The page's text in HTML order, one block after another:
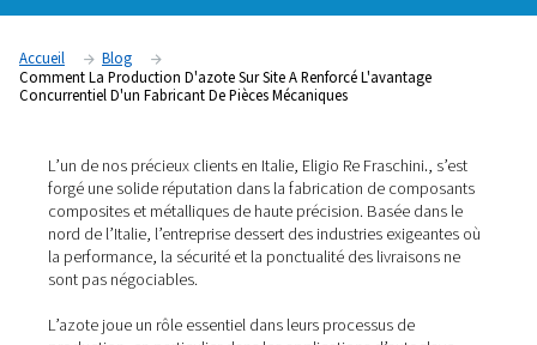
mécaniques
Accueil
Blog
Comment La Production D'azote Sur Site A Renforcé
Concurrentiel D'un Fabricant De Pièces Mécaniques